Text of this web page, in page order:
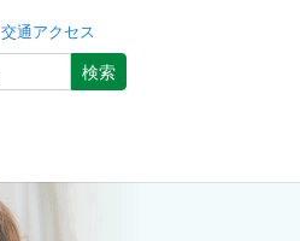
交通アクセス
検索